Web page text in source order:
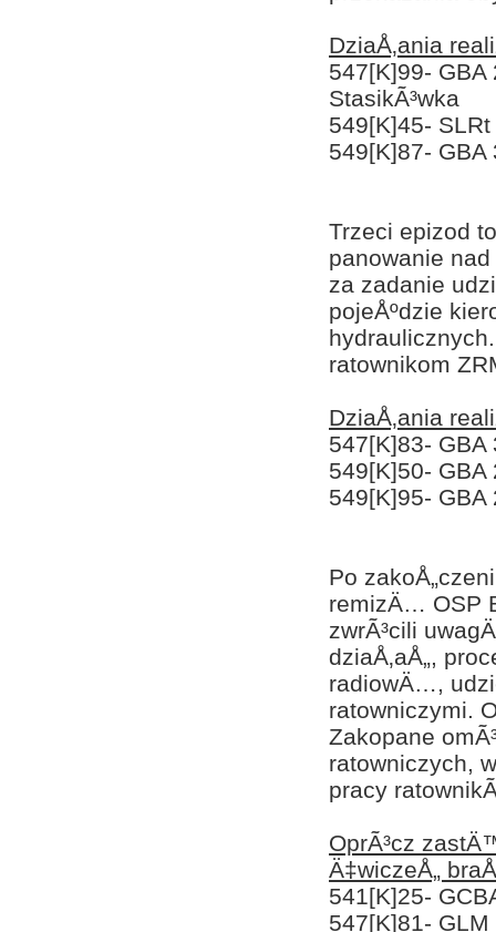
DziaÅ‚ania
547[K]99-
StasikÃ³wka
549[K]45-
549[K]87-
Trzeci epizod
panowanie
za zadanie
pojeÅºdzie
ratownikom
DziaÅ‚ania
547[K]83- GBA
549[K]50-
549[K]95-
Po
remizÄ… OSP
zwrÃ³cili
dziaÅ‚aÅ„,
radiowÄ…,
ratowniczymi.
Zakopane
ratowniczych,
pracy
OprÃ³cz
Ä‡wiczeÅ„
541[K]25-
547[K]81-